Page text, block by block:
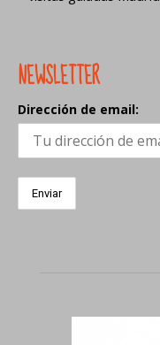
NEWSLETTER
Dirección de email: